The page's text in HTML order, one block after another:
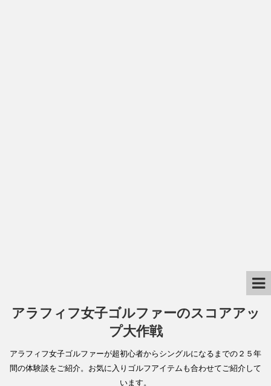
アラフィフ女子ゴルファーのスコアアッ
プ大作戦
アラフィフ女子ゴルファーが超初心者からシングルになるまでの２５年
間の体験談をご紹介。お気に入りゴルフアイテムも合わせてご紹介して
います。